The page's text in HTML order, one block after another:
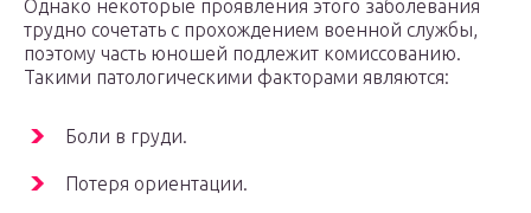
Однако некоторые проявления этого заболевания
трудно сочетать с прохождением военной службы,
поэтому часть юношей подлежит комиссованию.
Такими патологическими факторами являются:
Боли в груди.
Потеря ориентации.